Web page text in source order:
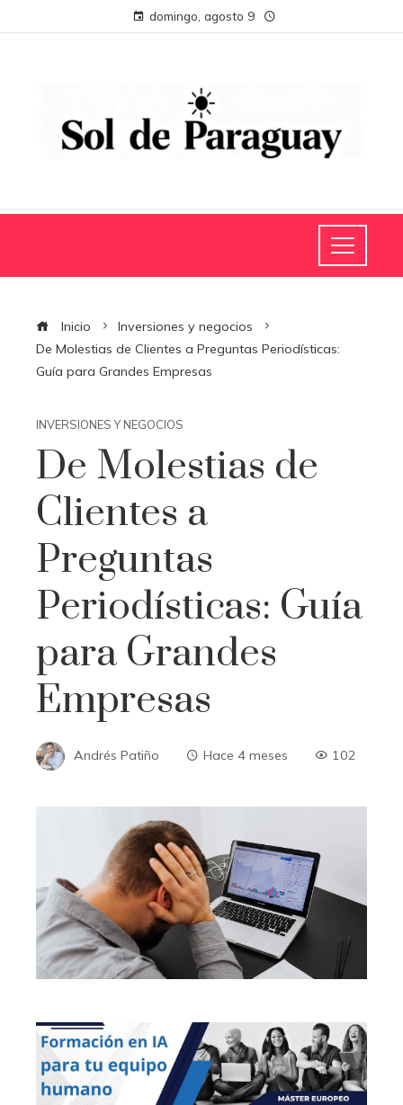
domingo, agosto 9
Inicio
Inversiones y negocios
De Molestias de Clientes a Preguntas Periodísticas:
Guía para Grandes Empresas
INVERSIONES Y NEGOCIOS
De Molestias de
Clientes a
Preguntas
Periodísticas: Guía
para Grandes
Empresas
Andrés Patiño Hace 4 meses 102